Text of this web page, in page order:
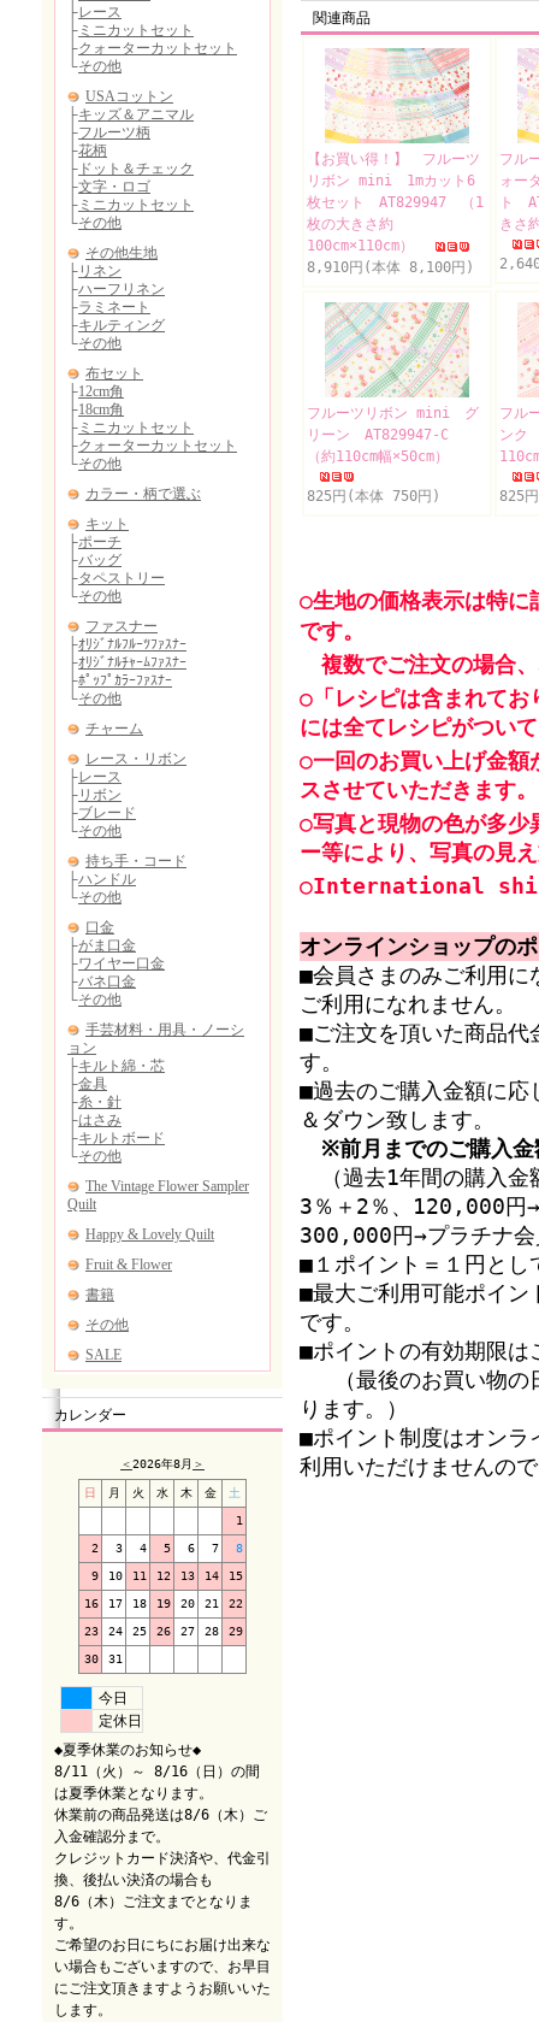
カレンダー
＜2026年8月 ＞
日 月 火 水 木 金 土
1
2 3 4 5 6 7 8
9 10 11 12 13 14 15
16 17 18 19 20 21 22
23 24 25 26 27 28 29
30 31
今日
定休日
◆夏季休業のお知らせ◆
8/11（火）～ 8/16（日）の間
は夏季休業となります。
休業前の商品発送は8/6（木）ご
入金確認分まで。
クレジットカード決済や、代金引
換、後払い決済の場合も
8/6（木）ご注文までとなりま
す。
ご希望のお日にちにお届け出来な
い場合もございますので、お早目
にご注文頂きますようお願いいた
します。
関連商品
【お買い得！】 フルーツ
リボン mini 1mカット6
枚セット AT829947 （1
枚の大きさ約
100cm×110cm）
8,910円(本体 8,100円)
フル
ォー
ト
きさ
フルーツリボン mini グ
リーン AT829947-C
（約110cm幅×50cm）
825円(本体 750円)
フル
ンク
825
○生地の価格表示は特に
です。
複数でご注文の場合
○「レシピは含まれてお
には全てレシピがつい
○一回のお買い上げ金
スさせていただきます。
○写真と現物の色が多少
ー等により、写真の見
○International
オンラインショップの
■会員さまのみご利用に
ご利用になれません。
■ご注文を頂いた商品代
す。
■過去のご購入金額に応
＆ダウン致します。
※前月までのご購入
（過去1年間の購入
3％＋2％、120,000円
300,000円→プラチナ会
■１ポイント＝１円とし
■最大ご利用可能ポイン
です。
■ポイントの有効期限は
（最後のお買い物の
ります。）
■ポイント制度はオン
利用いただけませんの